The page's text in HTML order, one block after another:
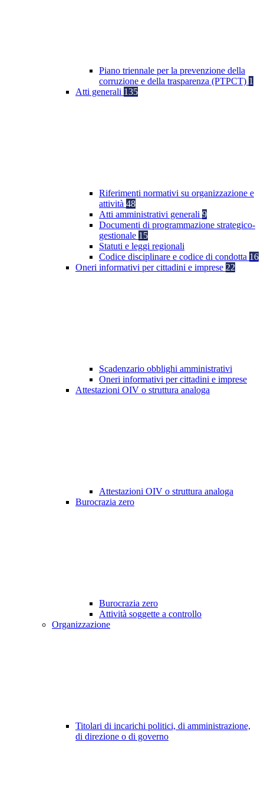
Piano triennale per la prevenzione della
corruzione e della trasparenza (PTPCT) 1
Atti generali 135
Riferimenti normativi su organizzazione e
attività 48
Atti amministrativi generali 9
Documenti di programmazione strategico-
gestionale 15
Statuti e leggi regionali
Codice disciplinare e codice di condotta 16
Oneri informativi per cittadini e imprese 22
Scadenzario obblighi amministrativi
Oneri informativi per cittadini e imprese
Attestazioni OIV o struttura analoga
Attestazioni OIV o struttura analoga
Burocrazia zero
Burocrazia zero
Attività soggette a controllo
Organizzazione
Titolari di incarichi politici, di amministrazione,
di direzione o di governo